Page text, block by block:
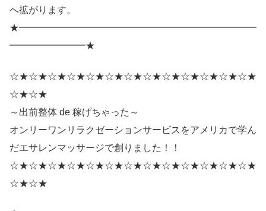
へ拡がります。
★━━━━━━━━━━━━━━━━━━━━━━━━━
━━━━━━━━★
☆★☆★☆★☆★☆★☆★☆★☆★☆★☆★☆★☆★☆★
☆★☆★
～出前整体 de 稼げちゃった～
オンリーワンリラクゼーションサービスをアメリカで学ん
だエサレンマッサージで創りました！！
☆★☆★☆★☆★☆★☆★☆★☆★☆★☆★☆★☆★☆★
☆★☆★